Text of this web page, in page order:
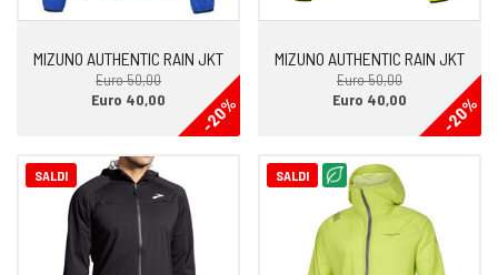
MIZUNO AUTHENTIC RAIN JKT
Euro 50,00
-20%
Euro 40,00
MIZUNO AUTHENTIC RAIN JKT
Euro 50,00
-20%
Euro 40,00
SALDI SALDI